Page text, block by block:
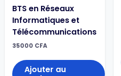
BTS en Réseaux
Informatiques et
Télécommunications
35000 CFA
Ajouter au